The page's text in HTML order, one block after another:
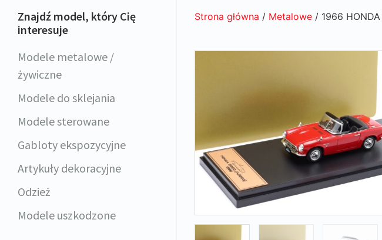
Znajdź model, który Cię
interesuje
Modele metalowe /
żywiczne
Modele do sklejania
Modele sterowane
Gabloty ekspozycyjne
Artykuły dekoracyjne
Odzież
Modele uszkodzone
Strona główna / Metalowe/ 1966 HONDA